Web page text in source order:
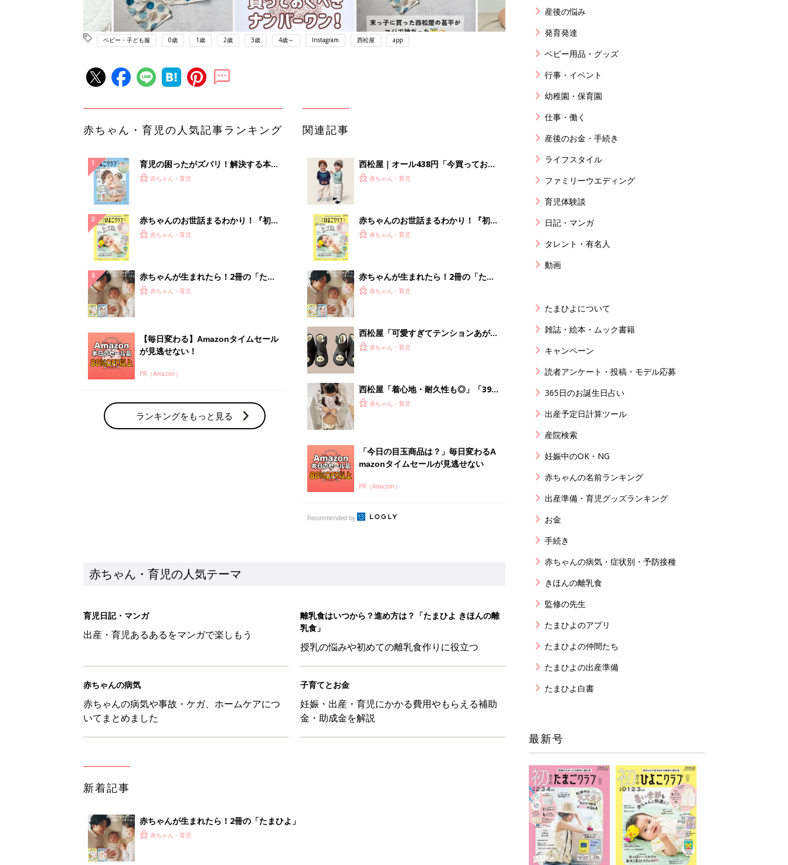
ベビー・子ども服 0歳 1歳 2歳 3歳 4歳～ Instagram 西松屋 app
赤ちゃん・育児の人気記事ランキング
育児の困ったがズバリ！解決する本
『ひよこクラブ 夏号』 4カ月～2才
赤ちゃん・育児
赤ちゃんのお世話まるわかり！『初め
てのひよこクラブ 夏号』〈巻頭大特
赤ちゃん・育児
赤ちゃんが生まれたら！2冊の「たま
ひよ」
赤ちゃん・育児
【毎日変わる】Amazonタイムセール
が見逃せない！
PR（Amazon）
ランキングをもっと見る
関連記事
西松屋｜オール438円「今買っておく
べき！」「保育園着にも◎」元子ども
赤ちゃん・育児
赤ちゃんのお世話まるわかり！『初め
てのひよこクラブ 夏号』〈巻頭大特
赤ちゃん・育児
赤ちゃんが生まれたら！2冊の「たま
ひよ」
赤ちゃん・育児
西松屋「可愛すぎてテンションあが
る」「機能性も◎」元子ども服販売員
赤ちゃん・育児
西松屋「着心地・耐久性も◎」「399
円なのに高クオリティ」元子ども服販
赤ちゃん・育児
「今日の目玉商品は？」毎日変わるA
mazonタイムセールが見逃せない
PR（Amazon）
Recommended by
赤ちゃん・育児の人気テーマ
育児日記・マンガ
出産・育児あるあるをマンガで楽しもう
離乳食はいつから？進め方は？「たまひよ きほんの離
乳食」
授乳の悩みや初めての離乳食作りに役立つ
赤ちゃんの病気
赤ちゃんの病気や事故・ケガ、ホームケアにつ
いてまとめました
子育てとお金
妊娠・出産・育児にかかる費用やもらえる補助
金・助成金を解説
新着記事
赤ちゃんが生まれたら！2冊の「たまひよ」
赤ちゃん・育児
産後の悩み
発育発達
ベビー用品・グッズ
行事・イベント
幼稚園・保育園
仕事・働く
産後のお金・手続き
ライフスタイル
ファミリーウエディング
育児体験談
日記・マンガ
タレント・有名人
動画
たまひよについて
雑誌・絵本・ムック書籍
キャンペーン
読者アンケート・投稿・モデル応募
365日のお誕生日占い
出産予定日計算ツール
産院検索
妊娠中のOK・NG
赤ちゃんの名前ランキング
出産準備・育児グッズランキング
お金
手続き
赤ちゃんの病気・症状別・予防接種
きほんの離乳食
監修の先生
たまひよのアプリ
たまひよの仲間たち
たまひよの出産準備
たまひよ白書
最新号